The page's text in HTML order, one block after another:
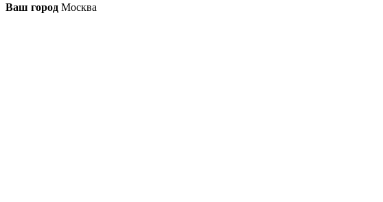
Ваш город Москва